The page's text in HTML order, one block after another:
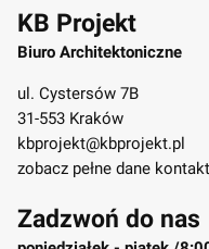
KB Projekt
Biuro Architektoniczne
ul. Cystersów 7B
31-553 Kraków
kbprojekt@kbprojekt.pl
zobacz pełne dane
Zadzwoń do nas